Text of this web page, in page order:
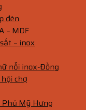
đèn
– MDF
– inox
nổi inox-Đồng
chợ
Mỹ Hưng